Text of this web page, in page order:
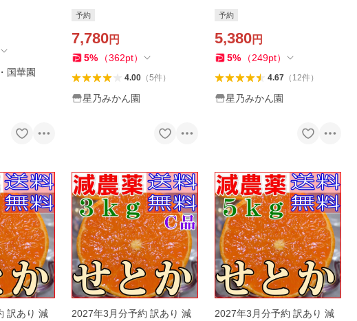
国華園
予約
7,780円
5% （362pt）
4.00（5件）
星乃みかん園
予約
5,380円
5% （249pt）
4.67（ 12件）
星乃みかん園
訳あり 減
2027年3月分予約 訳あり 減
2027年3月分予約 訳あり 減